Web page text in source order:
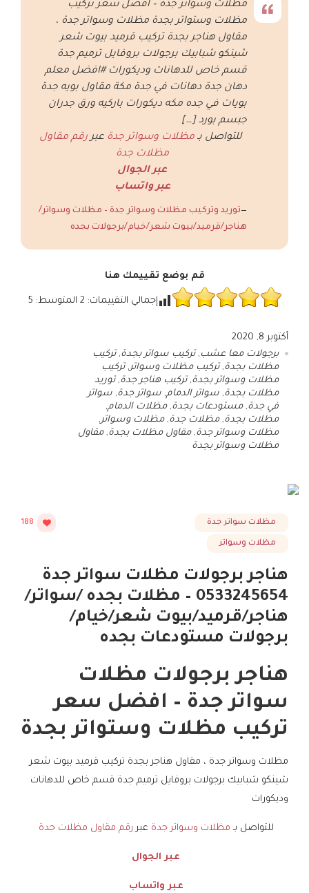
مظلات وسواتر جدة – افضل سعر تركيب
مظلات وستواتر بجدة مظلات وسواتر جدة ،
مقاول هناجر بجدة تركيب قرميد بيوت شعر
شينكو شبابيك برجولات بروفايل ترميم جدة
قسم خاص للدهانات وديكورات #افضل معلم
دهان جدة دهانات في جدة مكة مقاول بويه جدة
بويات في جده مكه ديكورات باركيه ورق جدران
جبسم بورد […]
للتواصل بـ مظلات وسواتر جدة عبررقم مقاول
مظلات جدة
عبر الجوال
عبر واتساب
توريد وتركيب مظلات وسواتر جدة – مظلات وسواتر/
هناجر/قرميد/بيوت شعر/خيام/برجولات بجده
قم بوضع تقييمك هنا
إجمالي التقييمات: 2 المتوسط: 5
أكتوبر 8, 2020
برجولات معا عشب ,تركيب سواتر بجدة,تركيب
مظلات بجدة,تركيب مظلات وسواتر ,تركيب
مظلات وسواتر بجدة,تركيب هناجر جدة,توريد
مظلات بجدة, سواتر الدمام, سواتر جدة, سواتر
في جدة,مستودعات بجدة,مظلات الدمام,
مظلات بجدة,مظلات جدة,مظلات وسواتر ,
مظلات وسواتر جدة,مقاول مظلات بجدة,مقاول
مظلات وسواتر بجدة
مظلات سواتر جدة
مظلات وسواتر
188
هناجر برجولات مظلات سواتر جدة
0533245654 – مظلات بجده /سواتر/
هناجر/قرميد/بيوت شعر/خيام/
برجولات مستودعات بجده
هناجر برجولات مظلات
سواتر جدة – افضل سعر
تركيب مظلات وستواتر بجدة
مظلات وسواتر جدة ، مقاول هناجر بجدة تركيب قرميد بيوت شعر
شينكو شبابيك برجولات بروفايل ترميم جدة قسم خاص للدهانات
وديكورات
للتواصل بـ مظلات وسواتر جدة عبر رقم مقاول مظلات جدة
عبر الجوال
عبر واتساب